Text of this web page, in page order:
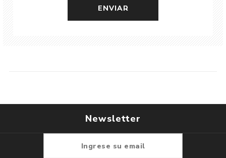
Newsletter